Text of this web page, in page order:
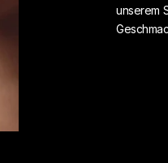
unserem